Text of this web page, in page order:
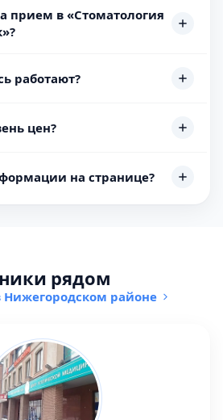
прием в «Стоматология
работают?
цен?
на странице?
рядом
Нижегородском районе